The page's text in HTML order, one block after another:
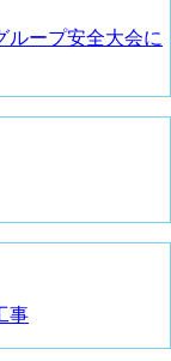
ループ安全大会に
事